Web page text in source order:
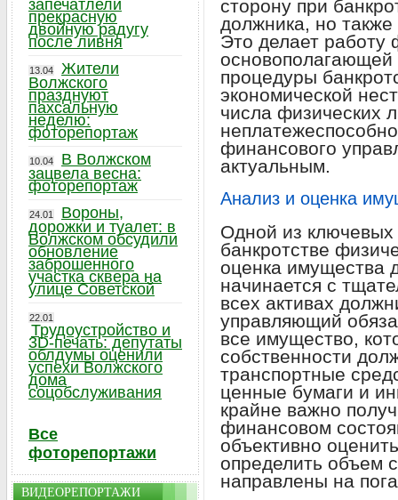
сторону при
должника, но также
Это делает
процедуры
экономической
числа физических
финансового
актуальным.
Анализ и оценка
Одной из
банкротстве
оценка имущества
начинается с
всех активах
управляющий
все имущество,
собственности
транспортные
ценные бумаги и
крайне важно
финансовом
объективно
определить объем
направлены на
запечатлели
прекрасную
двойную радугу
после ливня
13.04
Жители
Волжского
празднуют
пахсальную
неделю:
фоторепортаж
10.04
В Волжском
зацвела весна:
фоторепортаж
24.01
Вороны,
дорожки и туалет: в
Волжском обсудили
обновление
заброшенного
участка сквера на
улице Советской
22.01
Трудоустройство и
3D-печать: депутаты
облдумы оценили
успехи Волжского
дома
соцобслуживания
Все
фоторепортажи
ВИДЕОРЕПОРТАЖИ